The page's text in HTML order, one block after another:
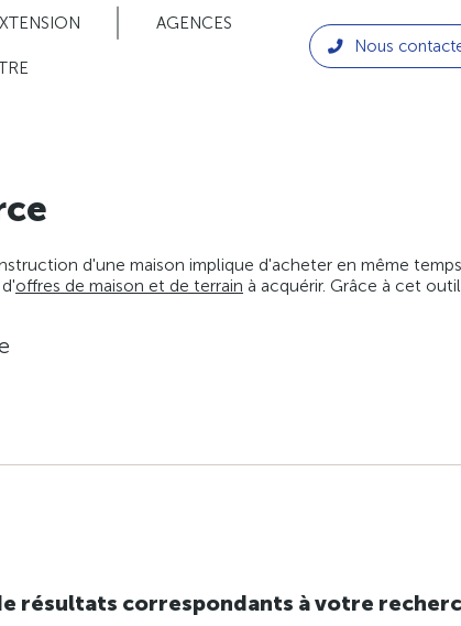
AGENCES
Nous
d'une maison implique d'acheter en même
offres de maison et de terrain à acquérir. Grâce à cet
résultats correspondants à votre